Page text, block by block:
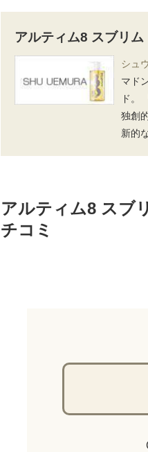
アルティム8 スブリ
シュ
マド
ド。
独創
新的
アルティム8 スブ
チコミ